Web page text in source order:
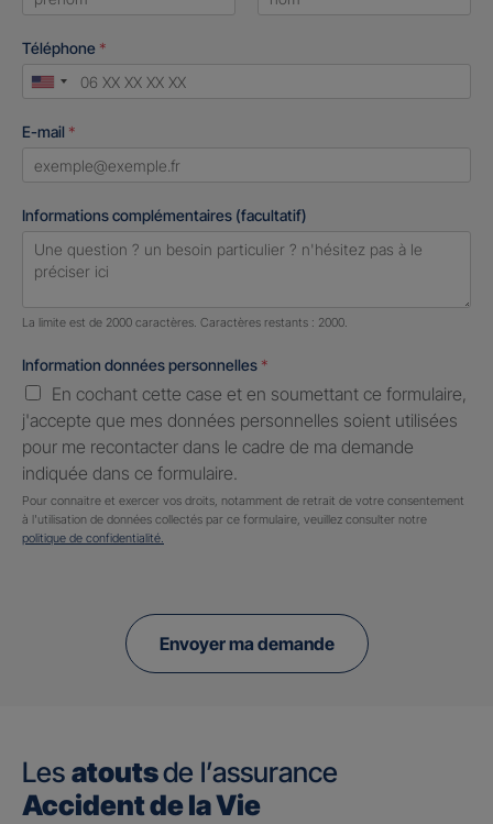
Téléphone *
United
+1
E-mail *
Informations complémentaires (facultatif)
Nombre de caractères restants :2000 caractères restants
La limite est de 2000 caractères. Caractères restants : 2000.
Information données personnelles *
En cochant cette case et en soumettant ce formulaire,
j'accepte que mes données personnelles soient utilisées
pour me recontacter dans le cadre de ma demande
indiquée dans ce formulaire.
Pour connaitre et exercer vos droits, notamment de retrait de votre consentement
à l'utilisation de données collectés par ce formulaire, veuillez consulter notre
politique de confidentialité.
Envoyer ma demande
Les atoutsde l’assurance
Accident de la Vie